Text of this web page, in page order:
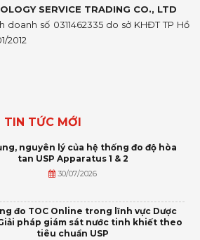
SERVICE TRADING CO., LTD
số 0311462335 do sở KHĐT TP Hồ
2012
TIN TỨC MỚI
nguyên lý của hệ thống đo độ hòa
tan USP Apparatus 1 & 2
30/07/2026
đo TOC Online trong lĩnh vực Dược
pháp giám sát nước tinh khiết theo
tiêu chuẩn USP